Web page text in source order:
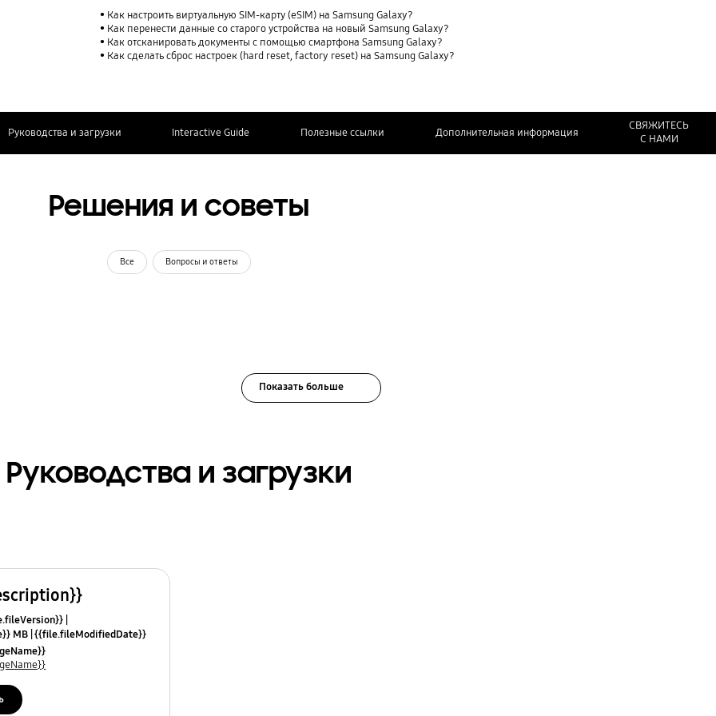
Как настроить виртуальную SIM-карту (eSIM) на Samsung Galaxy?
Как перенести данные со старого устройства на новый Samsung Galaxy?
Как отсканировать документы с помощью смартфона Samsung Galaxy?
Как сделать сброс настроек (hard reset, factory reset) на Samsung Galaxy?
Руководства и загрузки Interactive Guide Полезные ссылки Дополнительная информация
СВЯЖИТЕСЬ
С НАМИ
Решения и советы
Все Вопросы и ответы
Показать больше
Руководства и загрузки
MB {{file.fileModifiedDate}}